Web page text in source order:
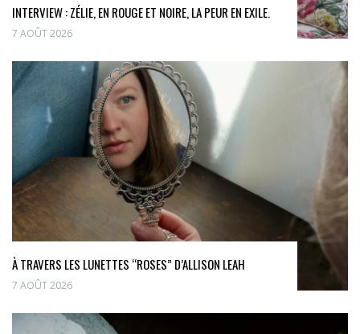
INTERVIEW : ZÉLIE, EN ROUGE ET NOIRE, LA PEUR EN EXILE.
7 AOÛT 2026
À TRAVERS LES LUNETTES “ROSES” D’ALLISON LEAH
7 AOÛT 2026